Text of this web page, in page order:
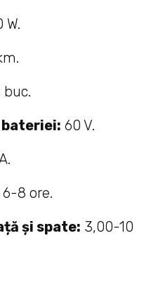
W.
buc.
60 V.
6-8 ore.
și spate: 3,00-10